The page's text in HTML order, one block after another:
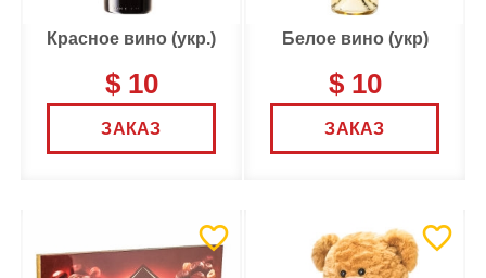
Красное вино (укр.)
$ 10
ЗАКАЗ
Белое вино (укр)
$ 10
ЗАКАЗ